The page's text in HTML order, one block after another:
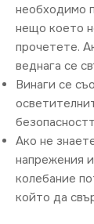
необходимо
нещо което
прочетете.
веднага се
Винаги се
Ако не
напрежения
колебание
който да